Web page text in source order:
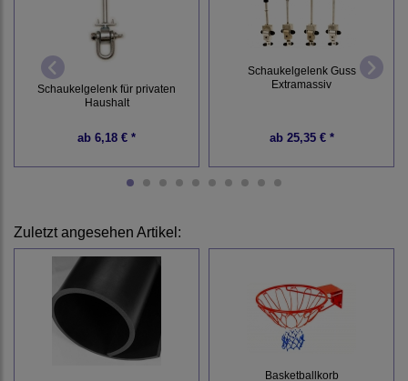
Schaukelgelenk für privaten
Haushalt
ab 6,18 € *
Schaukelgelenk Guss
Extramassiv
ab25,35 € *
Zuletzt angesehen Artikel:
Basketballkorb